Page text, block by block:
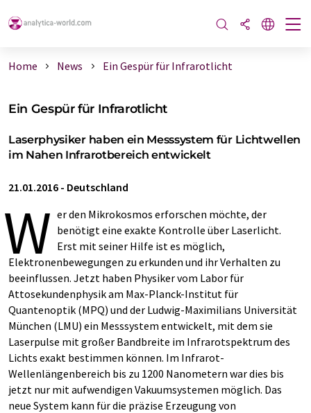
Home News Ein Gespür für Infrarotlicht
Ein Gespür für Infrarotlicht
Laserphysiker haben ein Messsystem für Lichtwellen
im Nahen Infrarotbereich entwickelt
21.01.2016 - Deutschland
W er den Mikrokosmos erforschen möchte, der
benötigt eine exakte Kontrolle über Laserlicht.
Erst mit seiner Hilfe ist es möglich,
Elektronenbewegungen zu erkunden und ihr Verhalten zu
beeinflussen. Jetzt haben Physiker vom Labor für
Attosekundenphysik am Max-Planck-Institut für
Quantenoptik (MPQ) und der Ludwig-Maximilians Universität
München (LMU) ein Messsystem entwickelt, mit dem sie
Laserpulse mit großer Bandbreite im Infrarotspektrum des
Lichts exakt bestimmen können. Im Infrarot-
Wellenlängenbereich bis zu 1200 Nanometern war dies bis
jetzt nur mit aufwendigen Vakuumsystemen möglich. Das
neue System kann für die präzise Erzeugung von